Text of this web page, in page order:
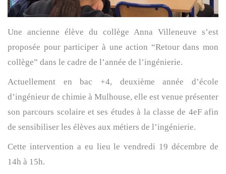
Une ancienne élève du collège Anna Villeneuve s’est
proposée pour participer à une action “Retour dans mon
collège” dans le cadre de l’année de l’ingénierie.
Actuellement en bac +4, deuxième année d’école
d’ingénieur de chimie à Mulhouse, elle est venue présenter
son parcours scolaire et ses études à la classe de 4eF afin
de sensibiliser les élèves aux métiers de l’ingénierie.
Cette intervention a eu lieu le vendredi 19 décembre de
14h à 15h.